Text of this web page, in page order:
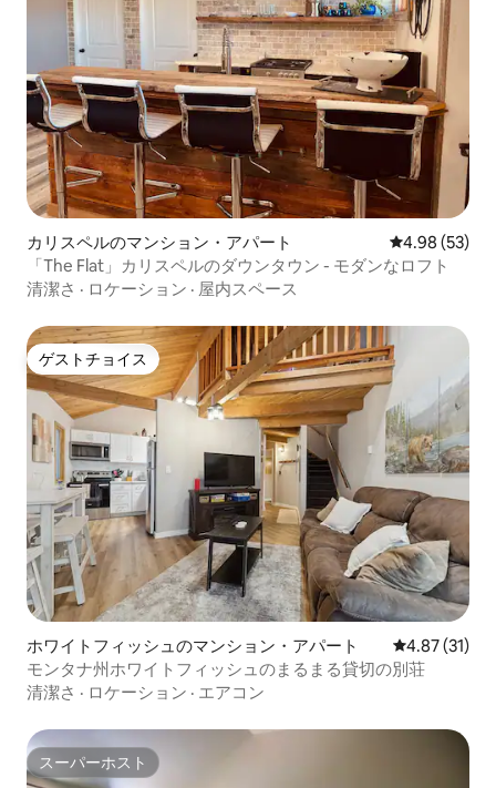
カリスペルのマンション・アパート レビュー53
4.98 (53)
「The Flat」カリスペルのダウンタウン - モダンなロフト
清潔さ · ロケーション · 屋内スペース
ゲストチョイス
ゲストチョイス
ホワイトフィッシュのマンション・アパート レビュー31
4.87 (31)
モンタナ州ホワイトフィッシュのまるまる貸切の別荘
清潔さ · ロケーション · エアコン
スーパーホスト
スーパーホスト